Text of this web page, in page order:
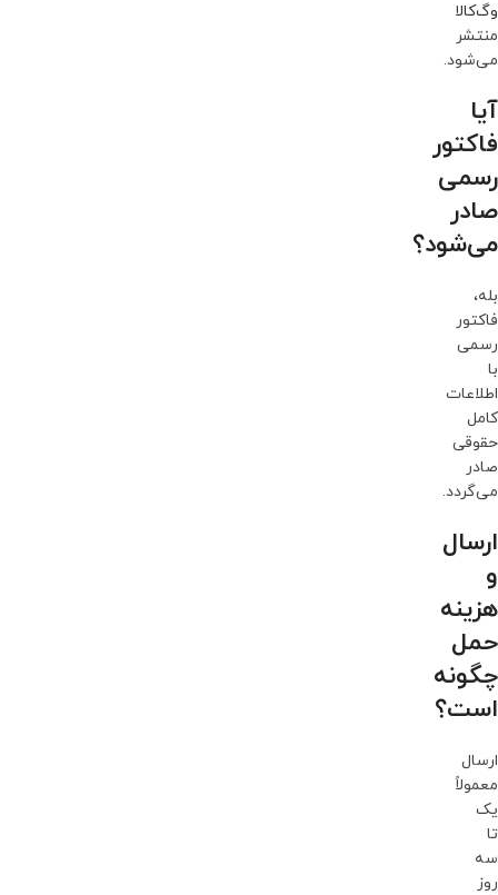
وگ‌کالا
منتشر
می‌شود.
آیا
فاکتور
رسمی
صادر
می‌شود؟
بله،
فاکتور
رسمی
با
اطلاعات
کامل
حقوقی
صادر
می‌گردد.
ارسال
و
هزینه
حمل
چگونه
است؟
ارسال
معمولاً
یک
تا
سه
روز